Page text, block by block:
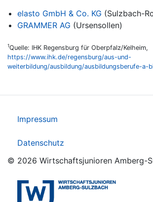
elasto GmbH & Co. KG (Sulzbach-
GRAMMER AG (Ursensollen)
1Quelle: IHK Regensburg für Oberpfalz/Kelheim,
https://www.ihk.de/regensburg/aus-und-
weiterbildung/ausbildung/ausbildungsberufe-a-
Impressum
Datenschutz
© 2026 Wirtschaftsjunioren Amberg-